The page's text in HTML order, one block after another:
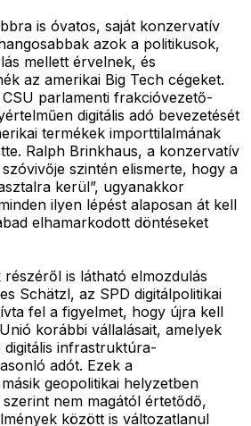
is óvatos, saját konzervatív
azok a politikusok,
mellett érvelnek, és
az amerikai Big Tech cégeket.
parlamenti frakcióvezető-
digitális adó bevezetését
termékek importtilalmának
Ralph Brinkhaus, a konzervatív
szintén elismerte, hogy a
kerül”, ugyanakkor
ilyen lépést alaposan át kell
elhamarkodott döntéseket
is látható elmozdulás
Schätzl, az SPD digitálpolitikai
fel a figyelmet, hogy újra kell
korábbi vállalásait, amelyek
infrastruktúra-
adót. Ezek a
geopolitikai helyzetben
nem magától értetődő,
között is változatlanul